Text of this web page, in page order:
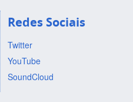
Redes Sociais
Twitter
YouTube
SoundCloud